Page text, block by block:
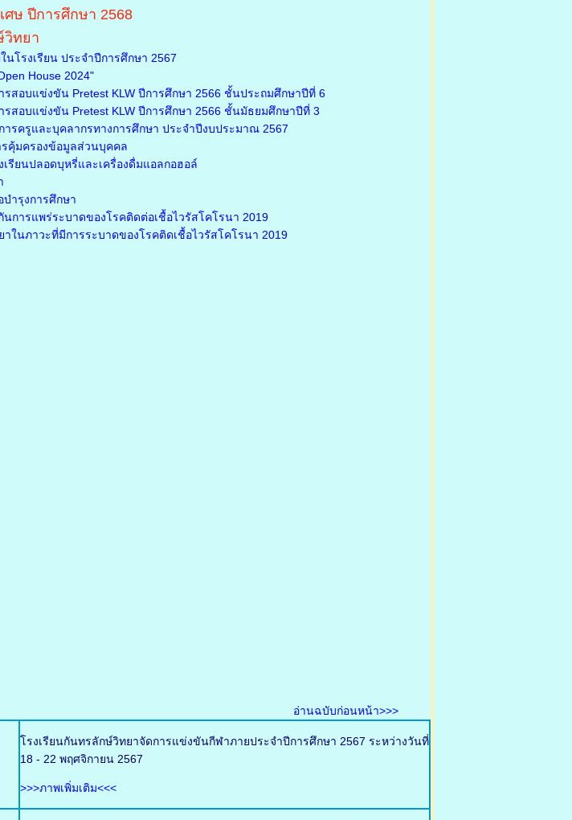
ศษ ปีการศึกษา 2568
วิทยา
โรงเรียน ประจำปีการศึกษา 2567
House 2024"
สอบแข่งขัน Pretest KLW ปีการศึกษา 2566 ชั้นประถมศึกษาปีที่ 6
สอบแข่งขัน Pretest KLW ปีการศึกษา 2566 ชั้นมัธยมศึกษาปีที่ 3
รครูและบุคลากรทางการศึกษา ประจำปีงบประมาณ 2567
รคุ้มครองข้อมูลส่วนบุคคล
รียนปลอดบุหรี่และเครื่องดื่มแอลกอฮอล์
ำรุงการศึกษา
การแพร่ระบาดของโรคติดต่อเชื้อไวรัสโคโรนา 2019
ในภาวะที่มีการระบาดของโรคติดเชื้อไวรัสโคโรนา 2019
อ่านฉบับก่อนหน้า>>>
โรงเรียนกันทรลักษ์วิทยาจัดการแข่งขันกีฬาภายประจำปีการศึกษา 2567 ระหว่างวันที่
18 - 22 พฤศจิกายน 2567
>>>ภาพเพิ่มเติม<<<